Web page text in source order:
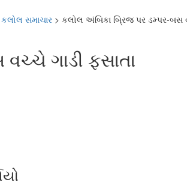
કલોલ સમાચાર > કલોલ અંબિકા બ્રિજ પર ડમ્પર-બસ
ગાડી ફસાતા